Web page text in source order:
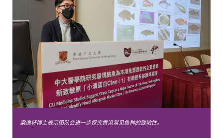
梁逸轩博士表示团队会进一步探究香港常见鱼种的致敏性。